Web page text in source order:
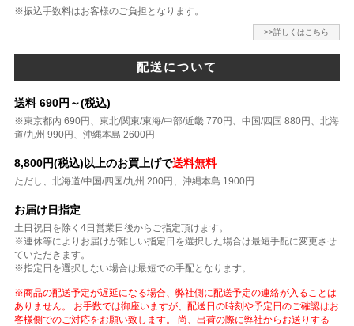
※振込手数料はお客様のご負担となります。
>>詳しくはこちら
配送について
送料 690円～(税込)
※東京都内 690円、東北/関東/東海/中部/近畿 770円、中国/四国 880円、北海
道/九州 990円、沖縄本島 2600円
8,800円(税込)以上のお買上げで送料無料
ただし、北海道/中国/四国/九州 200円、沖縄本島 1900円
お届け日指定
土日祝日を除く4日営業日後からご指定頂けます。
※連休等によりお届けが難しい指定日を選択した場合は最短手配に変更させ
ていただきます。
※指定日を選択しない場合は最短での手配となります。
※商品の配送予定が遅延になる場合、弊社側に配送予定の連絡が入ることは
ありません。 お手数では御座いますが、配送日の時刻や予定日のご確認はお
客様側でのご対応をお願い致します。 尚、出荷の際に弊社からお送りする